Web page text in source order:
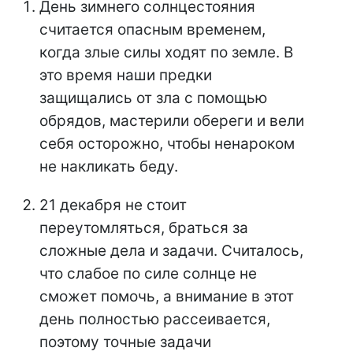
День зимнего солнцестояния
считается опасным временем,
когда злые силы ходят по земле. В
это время наши предки
защищались от зла с помощью
обрядов, мастерили обереги и вели
себя осторожно, чтобы ненароком
не накликать беду.
21 декабря не стоит
переутомляться, браться за
сложные дела и задачи. Считалось,
что слабое по силе солнце не
сможет помочь, а внимание в этот
день полностью рассеивается,
поэтому точные задачи